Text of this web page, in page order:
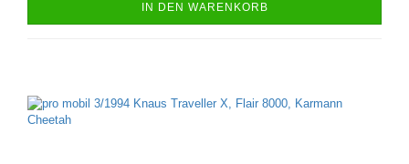
IN DEN WARENKORB